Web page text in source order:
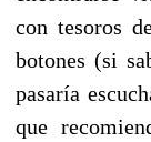
con tesoros
botones (si
pasaría
que